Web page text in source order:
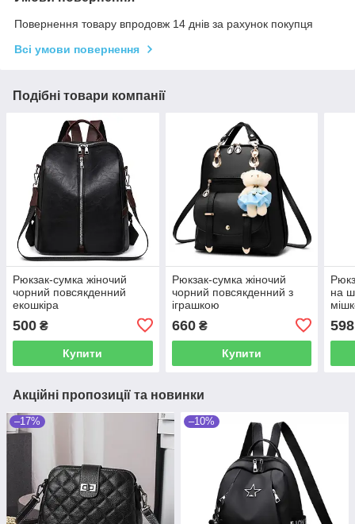
Повернення товару впродовж 14 днів за рахунок покупця
Всі умови повернення
Подібні товари компанії
Рюкзак-сумка жіночий
чорний повсякденний
екошкіра
500 ₴
Купити
Рюкзак-сумка жіночий
чорний повсякденний з
іграшкою
660₴
Купити
на
598
Акційні пропозиції та новинки
–17% –10%